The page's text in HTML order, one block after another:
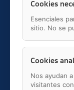
Teléfono: 91
c/ Juan
Mail:
Cookies
Esenciales
sitio. No se
Cookies
Nos ayudan
visitantes